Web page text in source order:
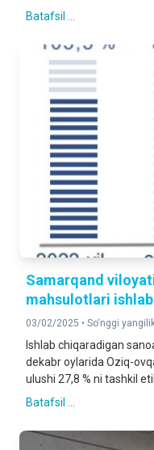
Batafsil ...
Samarqand
mahsulotlari
03/02/2025 • So‘nggi
Ishlab chiqaradigan
dekabr oylarida Oziq-
ulushi 27,8 % ni tashkil
Batafsil ...